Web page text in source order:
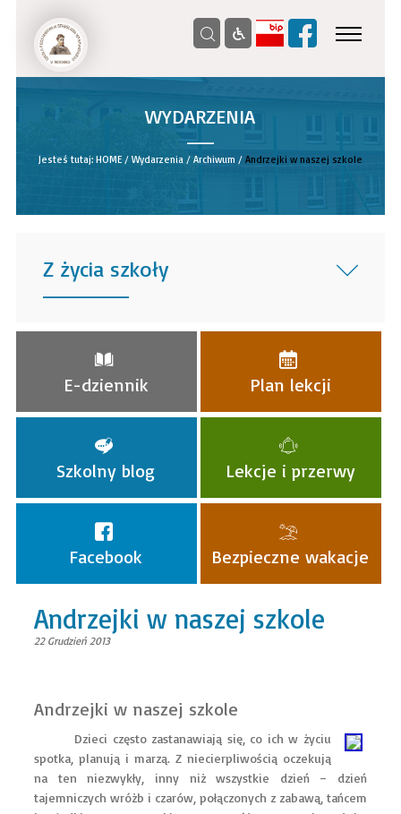
WYDARZENIA
__
Jesteś tutaj: HOME/ Wydarzenia/ Archiwum / Andrzejki w naszej szkole
Z życia szkoły
______
E-dziennik Plan lekcji
Szkolny blog Lekcje i przerwy
Facebook Bezpieczne wakacje
Andrzejki w naszej szkole
22 Grudzień 2013
Andrzejki w naszej szkole
Dzieci często zastanawiają się, co ich w życiu
spotka, planują i marzą. Z niecierpliwością oczekują
na ten niezwykły, inny niż wszystkie dzień – dzień
tajemniczych wróżb i czarów, połączonych z zabawą, tańcem